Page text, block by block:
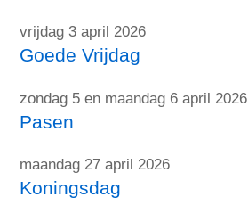
vrijdag 3 april 2026
Goede Vrijdag
zondag 5 en maandag 6 april 2026
Pasen
maandag 27 april 2026
Koningsdag